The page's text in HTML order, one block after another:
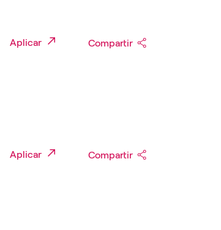
Aplicar Compartir
Aplicar Compartir